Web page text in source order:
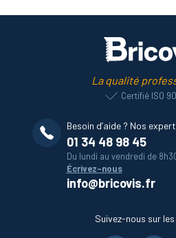
La qualité
Certifié ISO
Besoin d’aide ? Nos
01 34 48 98 45
Du lundi au vendredi de
Écrivez-nous
info@bricovis.fr
Suivez-nous sur